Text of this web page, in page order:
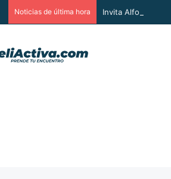
Noticias de última hora Invita Alfonso